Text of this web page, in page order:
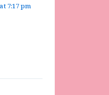
7:17 pm